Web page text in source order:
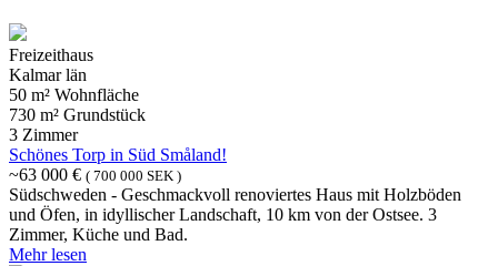
Freizeithaus
Kalmar län
50 m² Wohnfläche
730 m² Grundstück
3 Zimmer
Schönes Torp in Süd Småland!
~63 000 € ( 700 000 SEK )
Südschweden - Geschmackvoll renoviertes Haus mit Holzböden
und Öfen, in idyllischer Landschaft, 10 km von der Ostsee. 3
Zimmer, Küche und Bad.
Mehr lesen